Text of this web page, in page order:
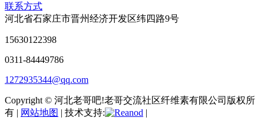
联系方式
河北省石家庄市晋州经济开发区纬四路9号
15630122398
0311-84449786
1272935344@qq.com
Copyright © 河北老哥吧!老哥交流社区纤维素有限公司版权所
有 | 网站地图 | 技术支持: |